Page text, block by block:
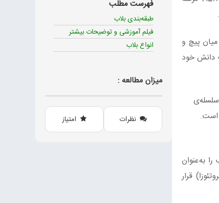
پیچ و
دانش خود
است.
به‌عنوان
(پروتئوزا) قرار
فهرست مطلب
طبقه‌بندی بلاب
فیلم آموزشی و توضیحات بیشتر
انواع بلاب
میزان مطالعه :
نظرات امتیاز